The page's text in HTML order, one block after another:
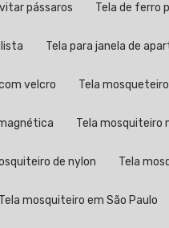
pássaros Tela de ferro
Tela para janela de
velcro Tela
Tela
de nylon Tela
Tela mosquiteiro em São Paulo